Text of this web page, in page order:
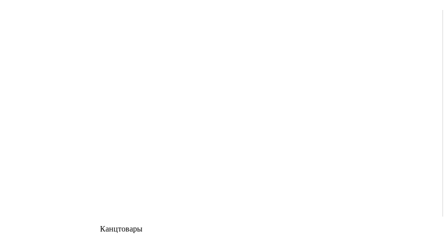
Канцтовары